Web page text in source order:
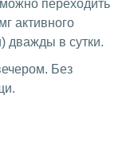
переходить
активного
дважды в сутки.
Без